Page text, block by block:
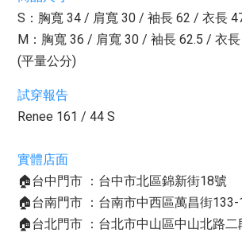
S： 胸寬 34 / 肩寬 30 / 袖長 62 / 衣長
M： 胸寬 36 / 肩寬 30 / 袖長 62.5 / 衣長
(平量公分)
試穿報告
Renee 161 / 44 S
實體店面
🏠台中門市 ：台中市北區錦新街18號
🏠台南門市 ：台南市中西區萬昌街133-
🏠台北門市 ：台北市中山區中山北路